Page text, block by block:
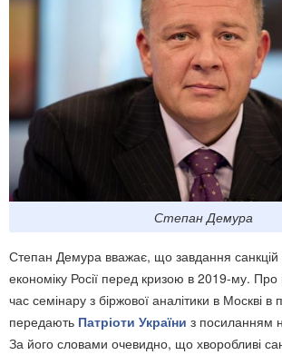
Степан Демура
Степан Демура вважає, що завдання санкцій
економіку Росії перед кризою в 2019-му. Про
час семінару з біржової аналітики в Москві в
передають Патріоти України з посиланням
За його словами очевидно, що хворобливі